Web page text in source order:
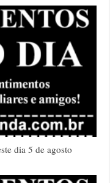
dia 5 de agosto